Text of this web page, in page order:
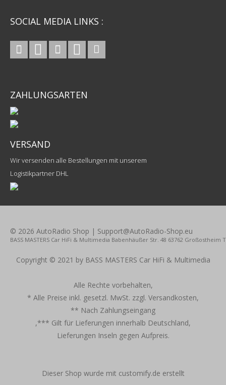
© 2026 AutoRadio Shop | Support@AutoRadio-Shop.eu
BASS MASTERS Car HiFi & Multimedia Babenhäußer Str. 48 63762 Großostheim
SOCIAL MEDIA LINKS :
ZAHLUNGSARTEN
VERSAND
Wir versenden alle Bestellungen mit unserem
Logistikpartner DHL
Copyright © 2021 by BASS MASTERS Car HiFi & Multimedia
Alle Rechte vorbehalten,
* Alle Preise inkl. gesetzl. MwSt. zzgl. Versandkosten,
** Nach Zahlungseingang
,*** Gilt für Lieferungen innerhalb Deutschland,
Lieferungen Inseln gegen Aufpreis.
Dieser Shop wurde mit customify.de erstellt